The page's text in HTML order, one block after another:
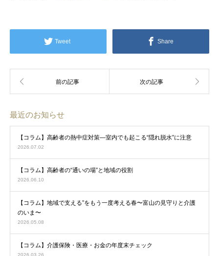
Tweet Share
最近のお知らせ
【コラム】高齢者の熱中症対策―室内でも起こる“隠れ脱水”に注意
2026.07.02
【コラム】高齢者の“通いの場”と地域の役割
2026.06.10
【コラム】地域で支える”をもう一度考える春〜富山の見守りと介護
のいま〜
2026.05.08
【コラム】介護保険・医療・お金の年度末チェック
2026.03.26